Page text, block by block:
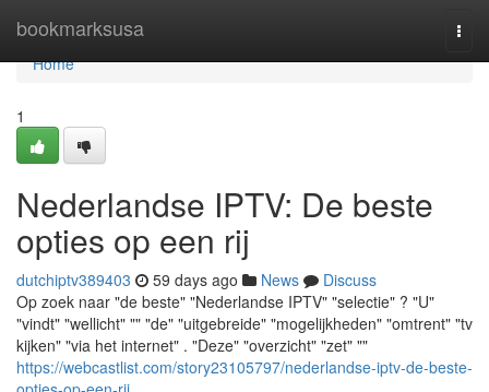
bookmarksusa
Home
Home
1
Nederlandse IPTV: De beste
opties op een rij
dutchiptv389403 59 days ago News
Discuss
Op zoek naar "de beste" "Nederlandse IPTV" "selectie" ? "U"
"vindt" "wellicht" "" "de" "uitgebreide" "mogelijkheden" "omtrent" "tv
kijken" "via het internet" . "Deze" "overzicht" "zet" ""
https://webcastlist.com/story23105797/nederlandse-iptv-de-beste-